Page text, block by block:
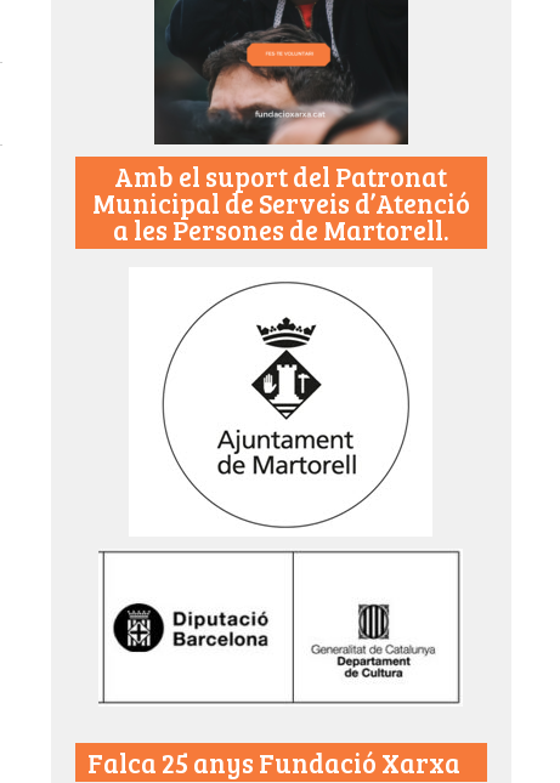
Amb el suport del Patronat
Municipal de Serveis d’Atenció
a les Persones de Martorell.
Falca 25 anys Fundació Xarxa